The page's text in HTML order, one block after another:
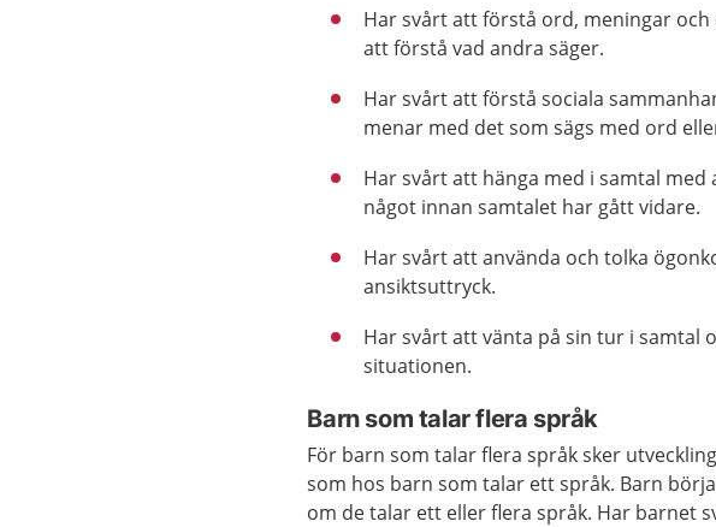
Har svårt att förstå ord, meningar
att förstå vad andra säger.
Har svårt att förstå sociala
menar med det som sägs med ord
Har svårt att hänga med i samtal
något innan samtalet har gått vidare.
Har svårt att använda och tolka
ansiktsuttryck.
Har svårt att vänta på sin tur i samtal
situationen.
Barn som talar flera språk
För barn som talar flera språk sker
som hos barn som talar ett språk. Barn
om de talar ett eller flera språk. Har barnet